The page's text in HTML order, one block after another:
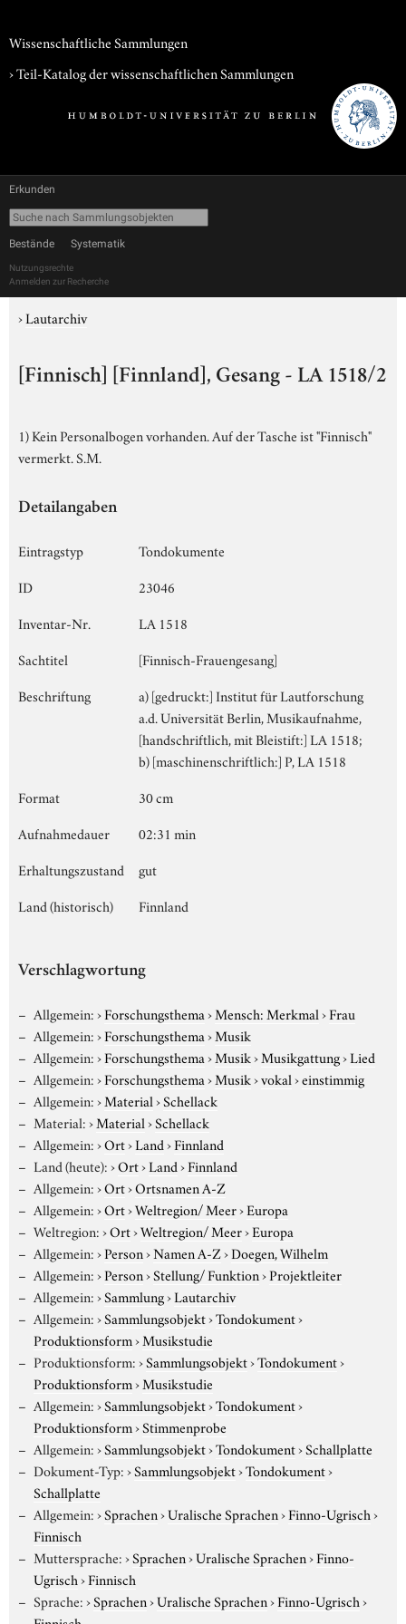
Wissenschaftliche Sammlungen
› Teil-Katalog der wissenschaftlichen Sammlungen
Erkunden
Bestände Systematik
Nutzungsrechte
Anmelden zur Recherche
›Lautarchiv
[Finnisch] [Finnland], Gesang - LA 1518/2
1) Kein Personalbogen vorhanden. Auf der Tasche ist "Finnisch"
vermerkt. S.M.
Detailangaben
Eintragstyp
Tondokumente
ID
23046
Inventar-Nr.
LA 1518
Sachtitel
[Finnisch-Frauengesang]
Beschriftung
a) [gedruckt:] Institut für Lautforschung
a.d. Universität Berlin, Musikaufnahme,
[handschriftlich, mit Bleistift:] LA 1518;
b) [maschinenschriftlich:] P, LA 1518
Format
30 cm
Aufnahmedauer
02:31 min
Erhaltungszustand
gut
Land (historisch)
Finnland
Verschlagwortung
Allgemein:›Forschungsthema›Mensch: Merkmal›Frau
Allgemein:›Forschungsthema›Musik
Allgemein:›Forschungsthema›Musik›Musikgattung›Lied
Allgemein:›Forschungsthema›Musik›vokal›einstimmig
Allgemein:›Material›Schellack
Material:›Material›Schellack
Allgemein:›Ort›Land›Finnland
Land (heute):›Ort›Land›Finnland
Allgemein:›Ort›Ortsnamen A-Z
Allgemein:›Ort›Weltregion/ Meer›Europa
Weltregion:›Ort›Weltregion/ Meer›Europa
Allgemein:›Person›Namen A-Z›Doegen, Wilhelm
Allgemein:›Person›Stellung/ Funktion›Projektleiter
Allgemein:›Sammlung›Lautarchiv
Allgemein:›Sammlungsobjekt›Tondokument›
Produktionsform›Musikstudie
Produktionsform:›Sammlungsobjekt›Tondokument›
Produktionsform›Musikstudie
Allgemein:›Sammlungsobjekt›Tondokument›
Produktionsform›Stimmenprobe
Allgemein:›Sammlungsobjekt›Tondokument›Schallplatte
Dokument-Typ:›Sammlungsobjekt›Tondokument›
Schallplatte
Allgemein:›Sprachen›Uralische Sprachen›Finno-Ugrisch›
Finnisch
Muttersprache:›Sprachen›Uralische Sprachen›Finno-
Ugrisch›Finnisch
Sprache:›Sprachen›Uralische Sprachen›Finno-Ugrisch›